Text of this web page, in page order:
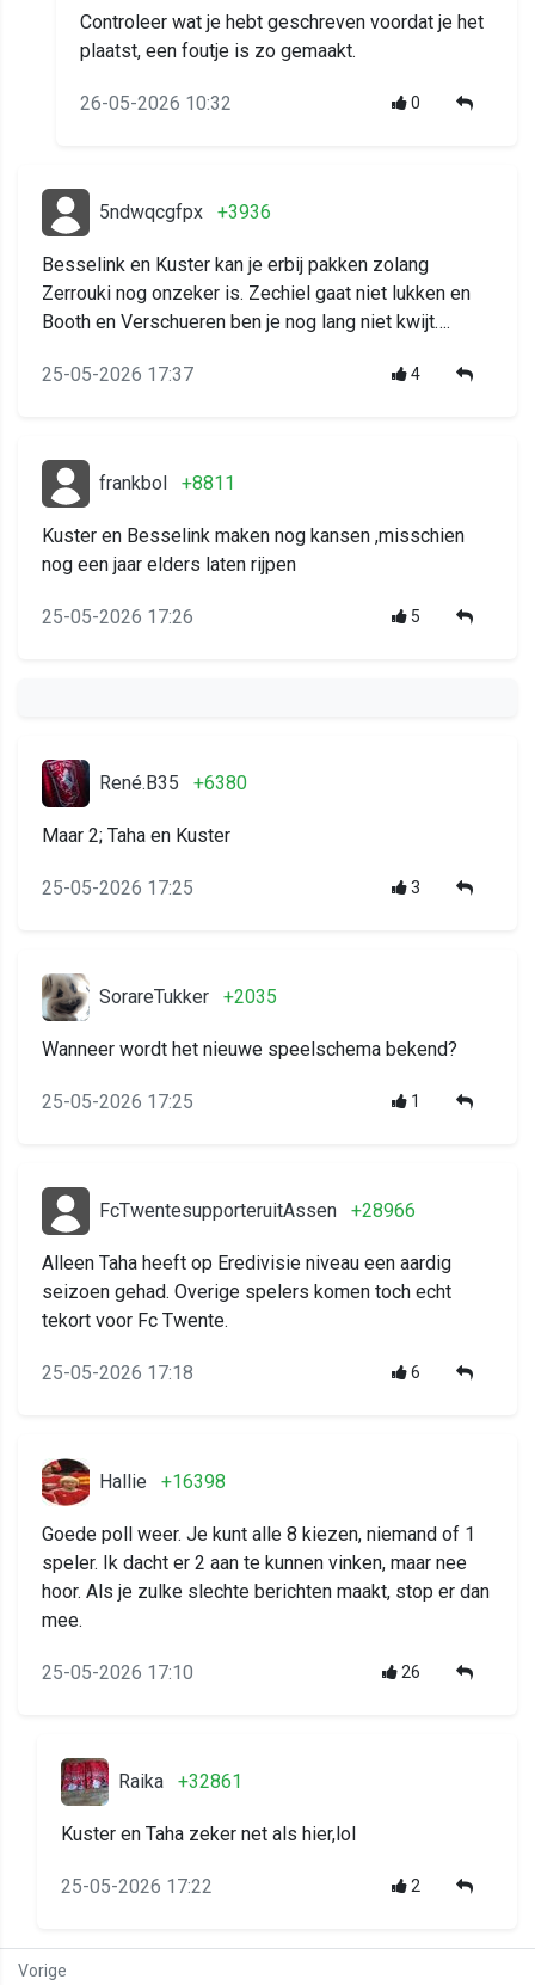
Controleer wat je hebt geschreven voordat je het
plaatst, een foutje is zo gemaakt.
26-05-2026 10:32 0
5ndwqcgfpx +3936
Besselink en Kuster kan je erbij pakken zolang
Zerrouki nog onzeker is. Zechiel gaat niet lukken en
Booth en Verschueren ben je nog lang niet kwijt….
25-05-2026 17:37 4
frankbol +8811
Kuster en Besselink maken nog kansen ,misschien
nog een jaar elders laten rijpen
25-05-2026 17:26 5
René.B35 +6380
Maar 2; Taha en Kuster
25-05-2026 17:25 3
SorareTukker +2035
Wanneer wordt het nieuwe speelschema bekend?
25-05-2026 17:25 1
FcTwentesupporteruitAssen +28966
Alleen Taha heeft op Eredivisie niveau een aardig
seizoen gehad. Overige spelers komen toch echt
tekort voor Fc Twente.
25-05-2026 17:18 6
Hallie +16398
Goede poll weer. Je kunt alle 8 kiezen, niemand of 1
speler. Ik dacht er 2 aan te kunnen vinken, maar nee
hoor. Als je zulke slechte berichten maakt, stop er dan
mee.
25-05-2026 17:10 26
Raika +32861
Kuster en Taha zeker net als hier,lol
25-05-2026 17:22 2
Vorige